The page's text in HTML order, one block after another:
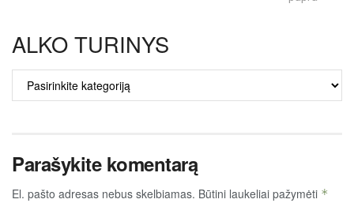
ALKO TURINYS
ALKO
TURINYS
Parašykite komentarą
El. pašto adresas nebus skelbiamas. Būtini laukeliai pažymėti *